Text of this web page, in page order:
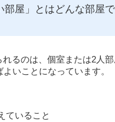
屋」とはどんな部屋
るのは、個室または2人
いことになっています。
ていること